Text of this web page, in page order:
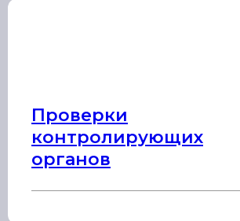
Проверки
контролирующих
органов